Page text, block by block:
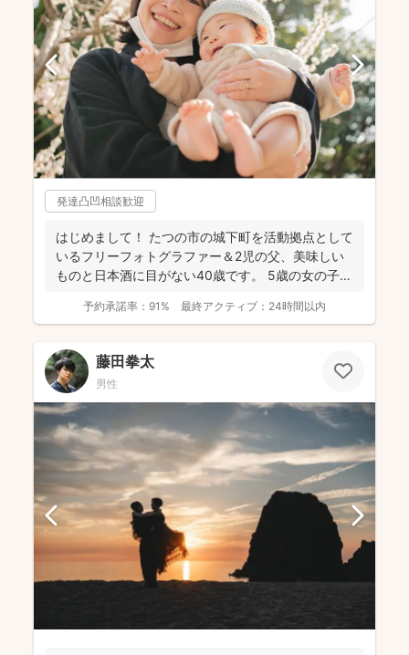
発達凸凹相談歓迎
はじめまして！ たつの市の城下町を活動拠点として
いるフリーフォトグラファー＆2児の父、美味しい
ものと日本酒に目がない40歳です。 5歳の女の子、
予約承諾率： 91% 最終アクティブ： 24時間以内
藤田拳太
男性